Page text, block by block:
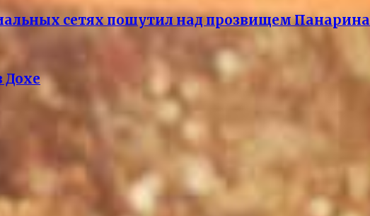
сетях пошутил над прозвищем Панарина
Дохе